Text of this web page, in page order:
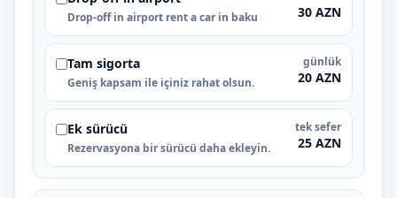
Drop-off in airport rent a car in baku 30 AZN
Tam sigorta
Geniş kapsam ile içiniz rahat olsun.
günlük
20 AZN
Ek sürücü
Rezervasyona bir sürücü daha ekleyin.
tek sefer
25 AZN